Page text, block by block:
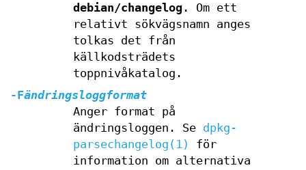
debian/changelog. Om ett
relativt sökvägsnamn anges
tolkas det från
källkodsträdets
toppnivåkatalog.
-Fändringsloggformat
Anger format på
ändringsloggen. Se dpkg-
parsechangelog(1)
för
information om alternativa